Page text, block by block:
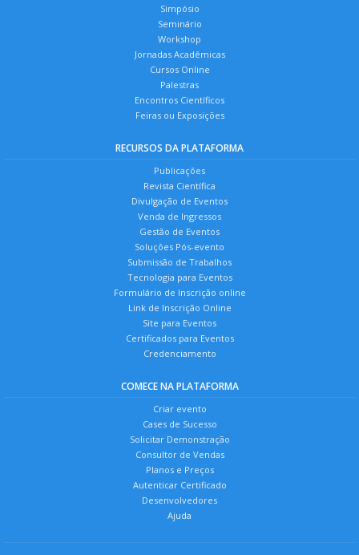
Simpósio
Seminário
Workshop
Jornadas Acadêmicas
Cursos Online
Palestras
Encontros Científicos
Feiras ou Exposições
RECURSOS DA PLATAFORMA
Publicações
Revista Científica
Divulgação de Eventos
Venda de Ingressos
Gestão de Eventos
Soluções Pós-evento
Submissão de Trabalhos
Tecnologia para Eventos
Formulário de Inscrição online
Link de Inscrição Online
Site para Eventos
Certificados para Eventos
Credenciamento
COMECE NA PLATAFORMA
Criar evento
Cases de Sucesso
Solicitar Demonstração
Consultor de Vendas
Planos e Preços
Autenticar Certificado
Desenvolvedores
Ajuda